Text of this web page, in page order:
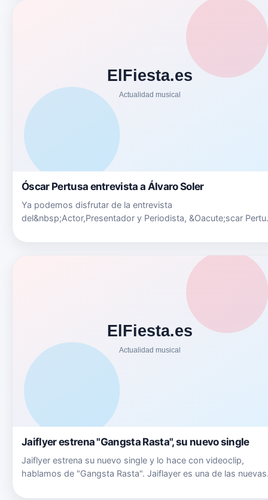
Óscar Pertusa entrevista a Álvaro Soler
Ya podemos disfrutar de la entrevista
del&nbsp;Actor,Presentador y Periodista, &Oacute;scar
Puedes seguir a &Oacute;scar Pertusa en: Su Twitter
Jaiflyer estrena "Gangsta Rasta", su nuevo single
Jaiflyer estrena su nuevo single y lo hace con videoclip,
hablamos de "Gangsta Rasta". Jaiflayer es una de las nuevas